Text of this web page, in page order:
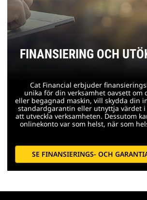
FINANSIERING OCH
Cat Financial erbjuder
unika för din verksamhet oavsett om
eller begagnad maskin, vill skydda din
standardgarantin eller utnyttja värdet
att utveckla verksamheten. Dessutom
onlinekonto var som helst, när som
SE FINANSIERINGS- OCH